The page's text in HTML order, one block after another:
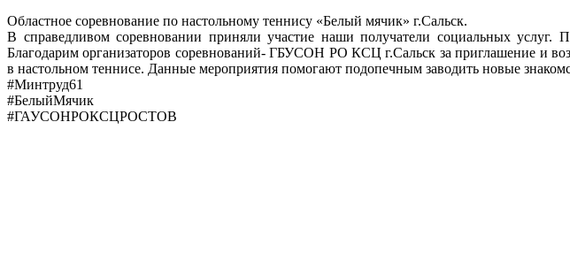
Областное соревнование по настольному теннису «Белый мячик» г.Сальск.
В справедливом соревновании приняли участие наши получатели социальных
Благодарим организаторов соревнований- ГБУСОН РО КСЦ г.Сальск за приглашение и
в настольном теннисе. Данные мероприятия помогают подопечным заводить новые
#Минтруд61
#БелыйМячик
#ГАУСОНРОКСЦРОСТОВ